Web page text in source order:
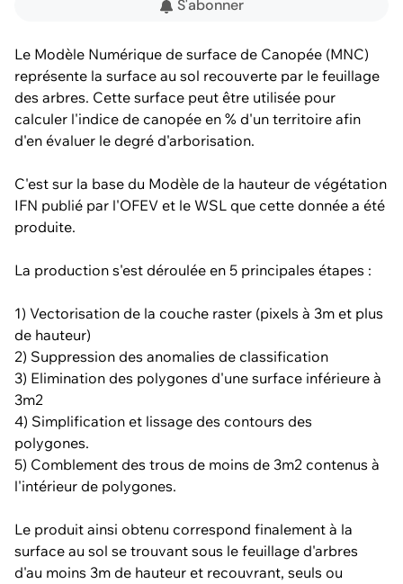
S'abonner
Le Modèle Numérique de surface de Canopée (MNC)
représente la surface au sol recouverte par le feuillage
des arbres. Cette surface peut être utilisée pour
calculer l'indice de canopée en % d'un territoire afin
d'en évaluer le degré d'arborisation.
C'est sur la base du Modèle de la hauteur de végétation
IFN publié par l'OFEV et le WSL que cette donnée a été
produite.
La production s'est déroulée en 5 principales étapes :
1) Vectorisation de la couche raster (pixels à 3m et plus
de hauteur)
2) Suppression des anomalies de classification
3) Elimination des polygones d'une surface inférieure à
3m2
4) Simplification et lissage des contours des
polygones.
5) Comblement des trous de moins de 3m2 contenus à
l'intérieur de polygones.
Le produit ainsi obtenu correspond finalement à la
surface au sol se trouvant sous le feuillage d'arbres
d'au moins 3m de hauteur et recouvrant, seuls ou